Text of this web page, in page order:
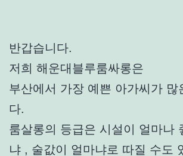
반갑습니다.
저희 해운대블루룸싸롱은
부산에서 가장 예쁜 아가씨가 많
다.
룸살롱의 등급은 시설이 얼마나
냐 , 술값이 얼마냐로 따질 수도